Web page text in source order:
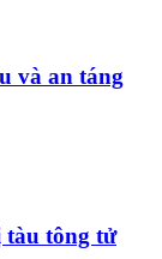
và an táng
tàu tông tử